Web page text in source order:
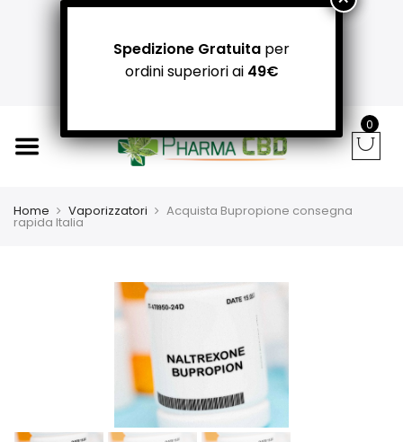
carpediemitaliandrea@gmail.com
NEGOZI PADOVA: Via Guizza Conselvana, 38a
0
Home Vaporizzatori Acquista Bupropione consegna
rapida Italia
Spedizione Gratuita per
ordini superiori ai 49€